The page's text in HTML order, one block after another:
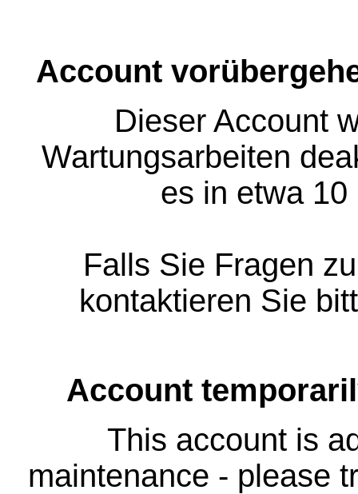
Account
Dieser Account
Wartungsarbeiten
es in etwa
Falls Sie Fragen
kontaktieren Sie
Account
This account is
maintenance - please